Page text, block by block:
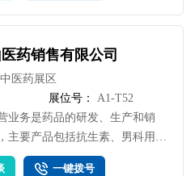
药销售有限公司
医药展区
展位号：
A1-T52
业务是药品的研发、生产和销
主要产品包括抗生素、男科用药
色中成药等
一键拨号